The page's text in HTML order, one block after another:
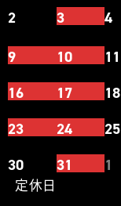
2
3 4
9
10 11
16
17 18
23
24 25
30
31 1
定休日